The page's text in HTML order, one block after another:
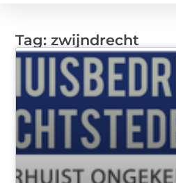
Tag: zwijndrecht